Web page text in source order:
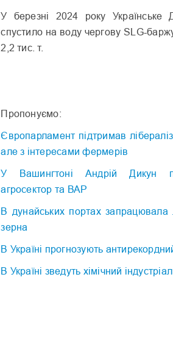
У березні 2024 року Українське
спустило на воду чергову SLG-
2,2 тис. т.
Пропонуємо:
Європарламент підтримав
але з інтересами фермерів
У Вашингтоні Андрій Дикун
агросектор та ВАР
В дунайських портах запрацювала
зерна
В Україні прогнозують
В Україні зведуть хімічний